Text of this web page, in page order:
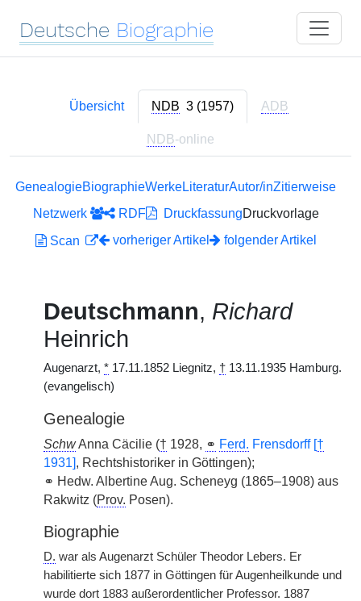
Deutsche Biographie
Übersicht NDB 3 (1957) ADB
NDB-online
GenealogieBiographieWerkeLiteraturAutor/inZitierweise
Netzwerk
RDF DruckfassungDruckvorlage
Scan
vorheriger Artikel folgender Artikel
Deutschmann, Richard
Heinrich
Augenarzt, * 17.11.1852 Liegnitz, † 13.11.1935 Hamburg.
(evangelisch)
Genealogie
SchwAnna Cäcilie († 1928, ⚭ Ferd. Frensdorff [†
1931], Rechtshistoriker in Göttingen);
⚭ Hedw. Albertine Aug. Scheneyg (1865–1908) aus
Rakwitz (Prov. Posen).
Biographie
D. war als Augenarzt Schüler Theodor Lebers. Er
habilitierte sich 1877 in Göttingen für Augenheilkunde und
wurde dort 1883 außerordentlicher Professor. 1887